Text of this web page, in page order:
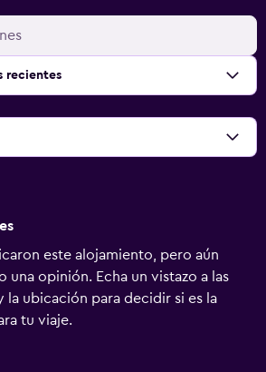
recientes
este alojamiento, pero aún
una opinión. Echa un vistazo a las
la ubicación para decidir si es la
tu viaje.